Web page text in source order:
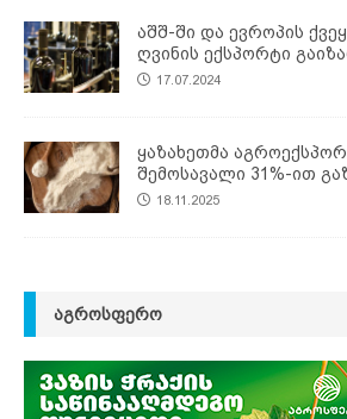
აშშ-ში და ევროპის
ღვინის ექსპორტი
17.07.2024
ყაზახეთმა
შემოსავალი 31%-ით
18.11.2025
ᲐᲒᲠᲝᲡᲤᲔᲠᲝ